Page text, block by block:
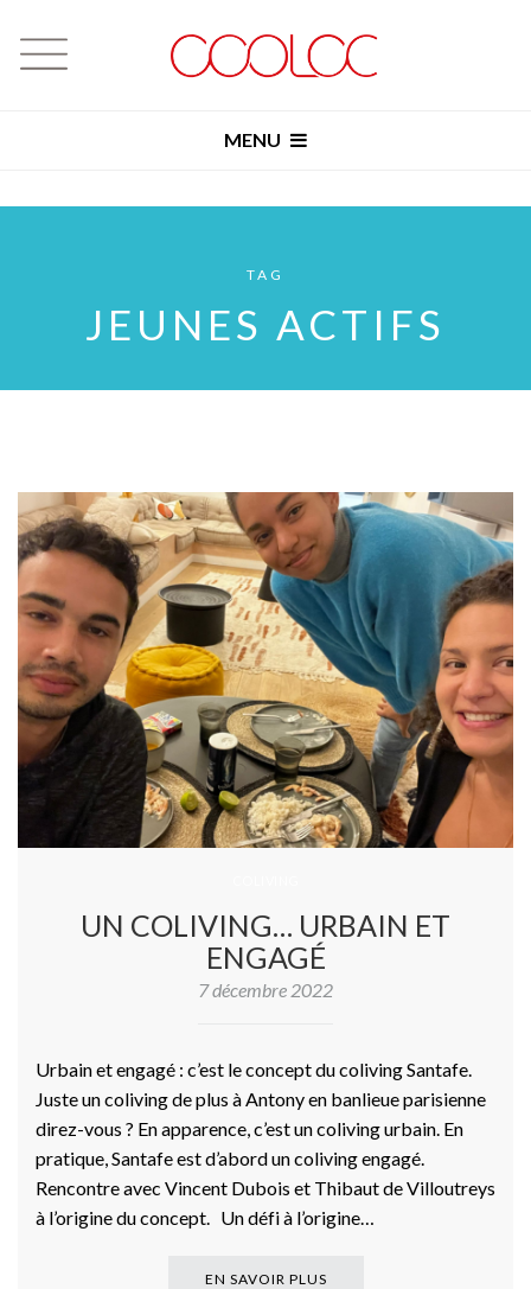
MENU
TAG
JEUNES ACTIFS
UN COLIVING… URBAIN ET
ENGAGÉ
7 décembre 2022
Urbain et engagé : c’est le concept du coliving Santafe.
Juste un coliving de plus à Antony en banlieue parisienne
direz-vous ? En apparence, c’est un coliving urbain. En
pratique, Santafe est d’abord un coliving engagé.
Rencontre avec Vincent Dubois et Thibaut de Villoutreys
à l’origine du concept. Un défi à l’origine…
EN SAVOIR PLUS